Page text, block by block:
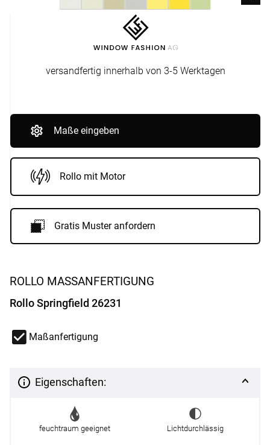
ROLLO MASSANFERTIGUNG
Rollo Springfield 26231
Maßanfertigung
Eigenschaften:
feuchtraum geeignet Lichtdurchlässig
versandfertig innerhalb von 3-5 Werktagen
Maße eingeben
Rollo mit Motor
Gratis Muster anfordern